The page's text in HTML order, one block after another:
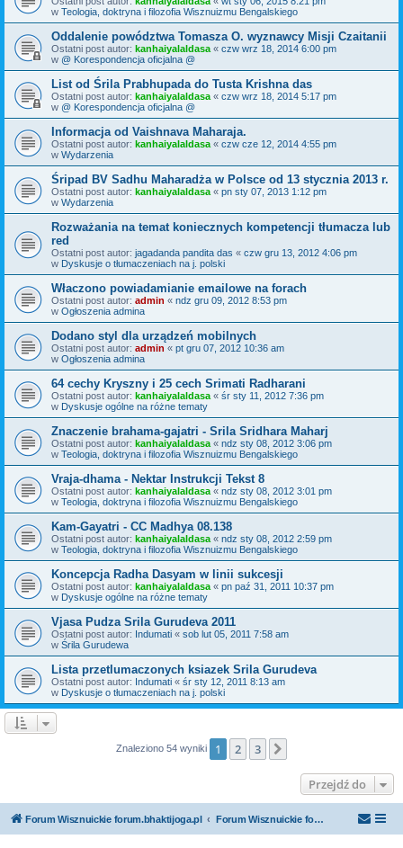
w Teologia, doktryna i filozofia Wisznuizmu Bengalskiego
Oddalenie powództwa Tomasza O. wyznawcy Misji Czaitanii
Ostatni post autor: kanhaiyalaldasa « czw wrz 18, 2014 6:00 pm
w @ Korespondencja oficjalna @
List od Śrila Prabhupada do Tusta Krishna das
Ostatni post autor: kanhaiyalaldasa « czw wrz 18, 2014 5:17 pm
w @ Korespondencja oficjalna @
Informacja od Vaishnava Maharaja.
Ostatni post autor: kanhaiyalaldasa « czw cze 12, 2014 4:55 pm
w Wydarzenia
Śripad BV Sadhu Maharadża w Polsce od 13 stycznia 2013 r.
Ostatni post autor: kanhaiyalaldasa « pn sty 07, 2013 1:12 pm
w Wydarzenia
Rozważania na temat koniecznych kompetencji tłumacza lub
red
Ostatni post autor: jagadanda pandita das « czw gru 13, 2012 4:06 pm
w Dyskusje o tłumaczeniach na j. polski
Właczono powiadamianie emailowe na forach
Ostatni post autor: admin « ndz gru 09, 2012 8:53 pm
w Ogłoszenia admina
Dodano styl dla urządzeń mobilnych
Ostatni post autor: admin « pt gru 07, 2012 10:36 am
w Ogłoszenia admina
64 cechy Kryszny i 25 cech Srimati Radharani
Ostatni post autor: kanhaiyalaldasa « śr sty 11, 2012 7:36 pm
w Dyskusje ogólne na różne tematy
Znaczenie brahama-gajatri - Srila Sridhara Maharj
Ostatni post autor: kanhaiyalaldasa « ndz sty 08, 2012 3:06 pm
w Teologia, doktryna i filozofia Wisznuizmu Bengalskiego
Vraja-dhama - Nektar Instrukcji Tekst 8
Ostatni post autor: kanhaiyalaldasa « ndz sty 08, 2012 3:01 pm
w Teologia, doktryna i filozofia Wisznuizmu Bengalskiego
Kam-Gayatri - CC Madhya 08.138
Ostatni post autor: kanhaiyalaldasa « ndz sty 08, 2012 2:59 pm
w Teologia, doktryna i filozofia Wisznuizmu Bengalskiego
Koncepcja Radha Dasyam w linii sukcesji
Ostatni post autor: kanhaiyalaldasa « pn paź 31, 2011 10:37 pm
w Dyskusje ogólne na różne tematy
Vjasa Pudza Srila Gurudeva 2011
Ostatni post autor: Indumati « sob lut 05, 2011 7:58 am
w Śrila Gurudewa
Lista przetlumaczonych ksiazek Srila Gurudeva
Ostatni post autor: Indumati « śr sty 12, 2011 8:13 am
w Dyskusje o tłumaczeniach na j. polski
Znaleziono 54 wyniki 1 2 3
Przejdź do
Forum Wisznuickie forum.bhaktijoga.pl Forum Wisznuickie forum.bhaktijoga.pl